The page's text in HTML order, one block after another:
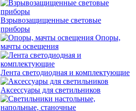
Взрывозащищенные световые
приборы
Опоры,
мачты освещения
Лента светодиодная и комплектующие
Аксессуары для светильников